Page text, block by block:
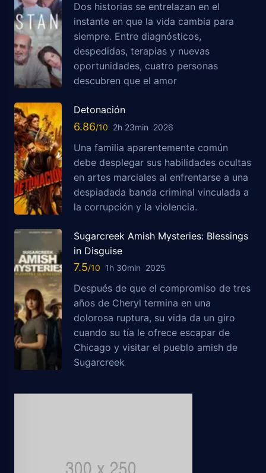
Dos historias se entrelazan en el
instante en que la vida cambia para
siempre. Entre diagnósticos,
despedidas, terapias y nuevas
oportunidades, cuatro personas
descubren que el amor
Detonación
6.86 2h 23min 2026
Una familia aparentemente común
debe desplegar sus habilidades ocultas
en artes marciales al enfrentarse a una
despiadada banda criminal vinculada a
la corrupción y la violencia.
Sugarcreek Amish Mysteries: Blessings
in Disguise
7.5 1h 30min 2025
Después de que el compromiso de tres
años de Cheryl termina en una
dolorosa ruptura, su vida da un giro
cuando su tía le ofrece escapar de
Chicago y visitar el pueblo amish de
Sugarcreek